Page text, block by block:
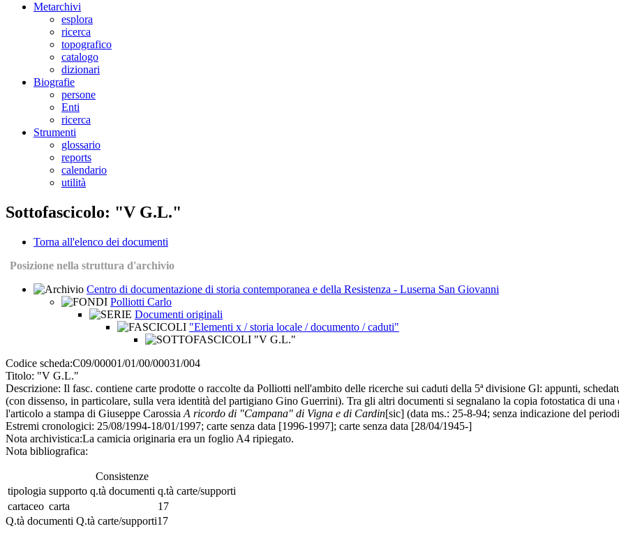
Metarchivi
esplora
ricerca
topografico
catalogo
dizionari
Biografie
persone
Enti
ricerca
Strumenti
glossario
reports
calendario
utilità
Sottofascicolo: "V G.L."
Torna all'elenco dei documenti
Posizione nella struttura d'archivio
Centro di documentazione di storia contemporanea e della Resistenza - Luserna San Giovanni
Polliotti Carlo
Documenti originali
"Elementi x / storia locale / documento / caduti"
"V G.L."
Codice scheda:C09/00001/01/00/00031/004
Titolo: "V G.L."
Descrizione: Il fasc. contiene carte prodotte o raccolte da Polliotti nell'ambito delle ricerche sui caduti della 5ª divisione Gl: appunti,
(con dissenso, in particolare, sulla vera identità del partigiano Gino Guerrini). Tra gli altri documenti si segnalano la copia fotostatica di
l'articolo a stampa di Giuseppe Carossia A ricordo di "Campana" di Vigna e di Cardin[sic] (data ms.: 25-8-94; senza indicazione del
Estremi cronologici: 25/08/1994-18/01/1997; carte senza data [1996-1997]; carte senza data [28/04/1945-]
Nota archivistica:La camicia originaria era un foglio A4 ripiegato.
Nota bibliografica:
Consistenze
tipologia supporto q.tà documenti q.tà carte/supporti
cartaceo carta
17
Q.tà documenti Q.tà carte/supporti17